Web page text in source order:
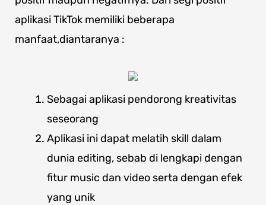
aplikasi TikTok memiliki beberapa
manfaat,diantaranya :
Sebagai aplikasi pendorong kreativitas
seseorang
Aplikasi ini dapat melatih skill dalam
dunia editing, sebab di lengkapi dengan
fitur music dan video serta dengan efek
yang unik